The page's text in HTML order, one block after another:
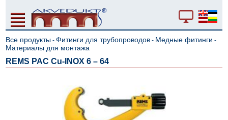
Все продукты -Фитинги для трубопроводов - Медные фитинги -
Материалы для монтажа
REMS РАС Cu-INOX 6 – 64